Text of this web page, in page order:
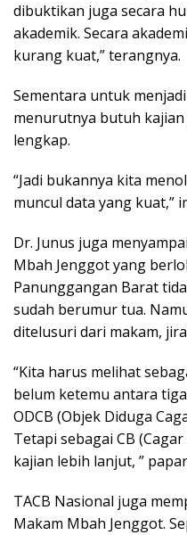
dibuktikan juga secara
akademik. Secara
kurang kuat,” terangnya.
Sementara untuk
menurutnya butuh kajian
lengkap.
“Jadi bukannya kita
muncul data yang kuat,”
Dr. Junus juga
Mbah Jenggot yang
Panunggangan Barat
sudah berumur tua.
ditelusuri dari makam,
“Kita harus melihat
belum ketemu antara
ODCB (Objek Diduga
Tetapi sebagai CB
kajian lebih lanjut, ”
TACB Nasional juga
Makam Mbah Jenggot.